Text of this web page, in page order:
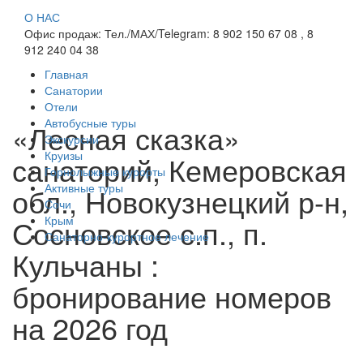
О НАС
Офис продаж: Тел./МАХ/Telegram: 8 902 150 67 08 , 8
912 240 04 38
Главная
Санатории
Отели
Автобусные туры
Экскурсии
Круизы
Горнолыжные курорты
Активные туры
Сочи
Крым
Санаторно-курортное лечение
«Лесная сказка»
санаторий, Кемеровская
обл., Новокузнецкий р-н,
Сосновское с.п., п.
Кульчаны :
бронирование номеров
на 2026 год